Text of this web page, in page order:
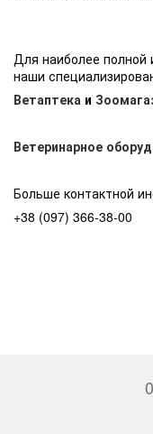
Для наиболее
наши
Ветаптека и
Ветеринарное
Больше контактной
+38 (097) 366-38-00